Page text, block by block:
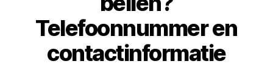
Telefoonnummer en
contactinformatie